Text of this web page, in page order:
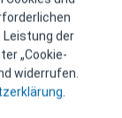
Leistung der
„Cookie-
widerrufen.
.